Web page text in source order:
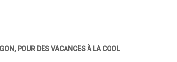
POUR DES VACANCES À LA COOL